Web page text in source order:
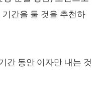
간을 둘 것을 추천하
간 동안 이자만 내는 것